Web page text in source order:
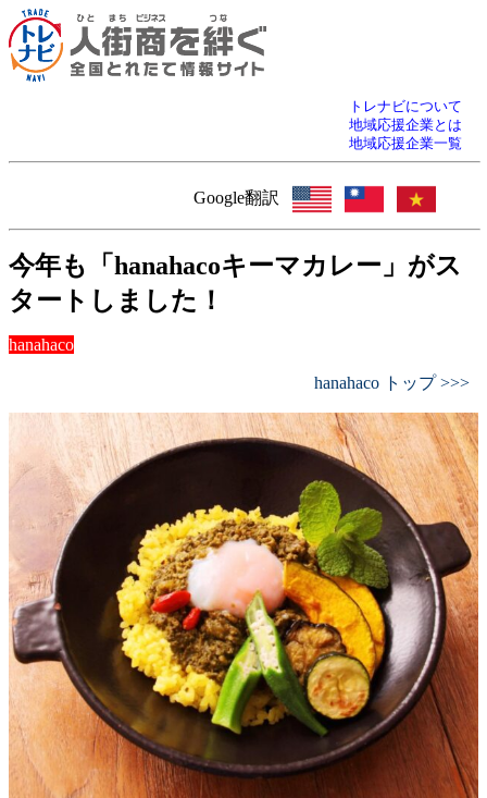
トレナビについて
地域応援企業とは
地域応援企業一覧
Google翻訳
今年も「hanahacoキーマカレー」がス
タートしました！
hanahaco
hanahaco トップ >>>